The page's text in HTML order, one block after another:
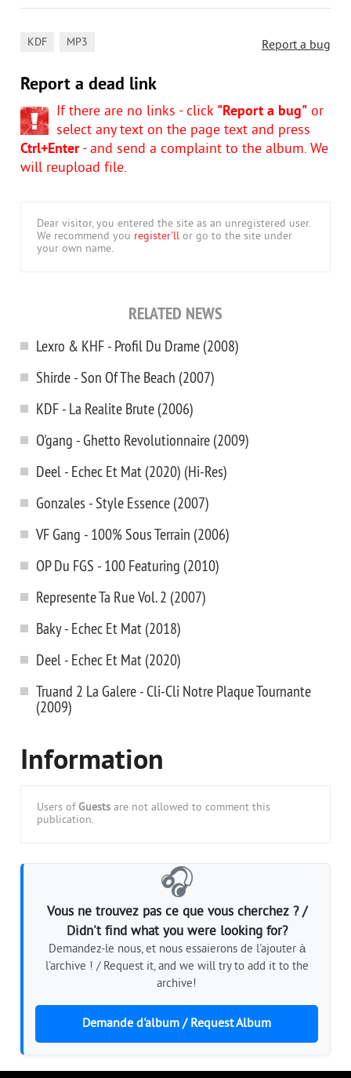
Report a bug
KDF MP3
Report a dead link
If there are no links - click "Report a bug" or
select any text on the page text and press
Ctrl+Enter- and send a complaint to the album. We
will reupload file.
Dear visitor, you entered the site as an unregistered user.
We recommend you register'll or go to the site under
your own name.
RELATED NEWS
Lexro & KHF - Profil Du Drame (2008)
Shirde - Son Of The Beach (2007)
KDF - La Realite Brute (2006)
O'gang - Ghetto Revolutionnaire (2009)
Deel - Echec Et Mat (2020) (Hi-Res)
Gonzales - Style Essence (2007)
VF Gang - 100% Sous Terrain (2006)
OP Du FGS - 100 Featuring (2010)
Represente Ta Rue Vol. 2 (2007)
Baky - Echec Et Mat (2018)
Deel - Echec Et Mat (2020)
Truand 2 La Galere - Cli-Cli Notre Plaque Tournante
(2009)
Information
Users of Guests are not allowed to comment this
publication.
🎧
Vous ne trouvez pas ce que vous cherchez ? /
Didn't find what you were looking for?
Demandez-le nous, et nous essaierons de l'ajouter à
l'archive ! / Request it, and we will try to add it to the
archive!
Demande d'album / Request Album